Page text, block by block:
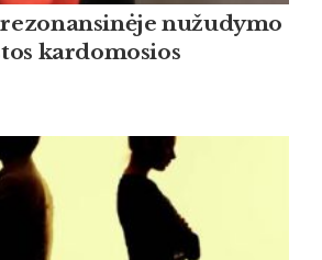
nužudymo
kardomosios